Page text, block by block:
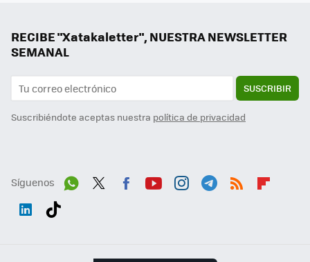
RECIBE "Xatakaletter", NUESTRA NEWSLETTER
SEMANAL
SUSCRIBIR
Suscribiéndote aceptas nuestra política de privacidad
Síguenos